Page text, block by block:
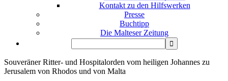
Kontakt zu den Hilfswerken
Presse
Buchtipp
Die Malteser Zeitung
Souveräner Ritter- und Hospitalorden vom heiligen Johannes zu
Jerusalem von Rhodos und von Malta